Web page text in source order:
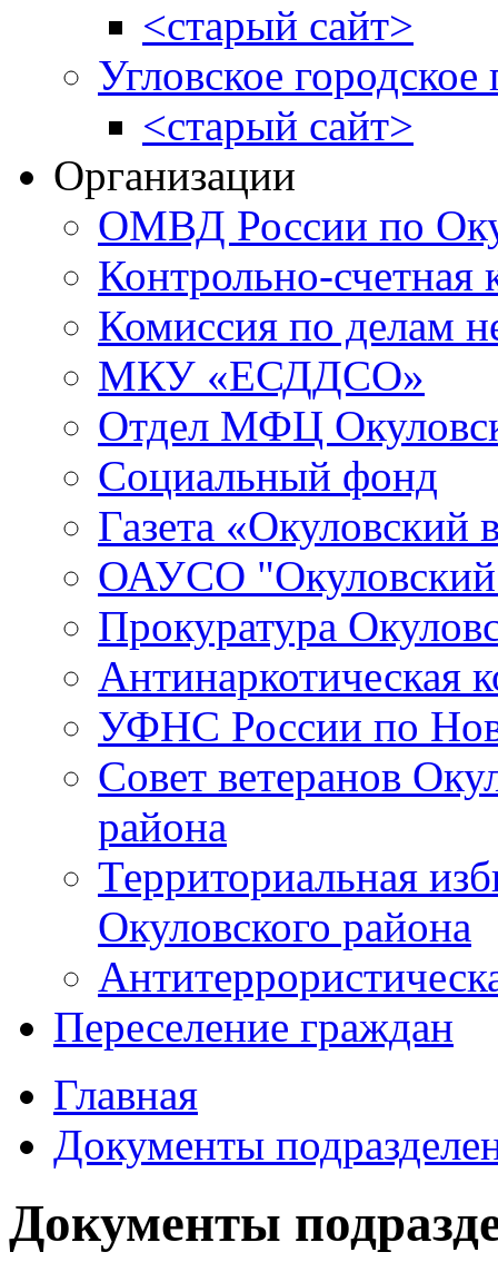
<старый сайт>
Угловское городское
<старый сайт>
Организации
ОМВД России по
Контрольно-счетная
Комиссия по делам
МКУ «ЕСДДСО»
Отдел МФЦ
Социальный фонд
Газета «Окуловский
ОАУСО
Прокуратура
Антинаркотическая
УФНС России по
Совет ветеранов
района
Территориальная
Окуловского района
Переселение граждан
Главная
Документы
Документы